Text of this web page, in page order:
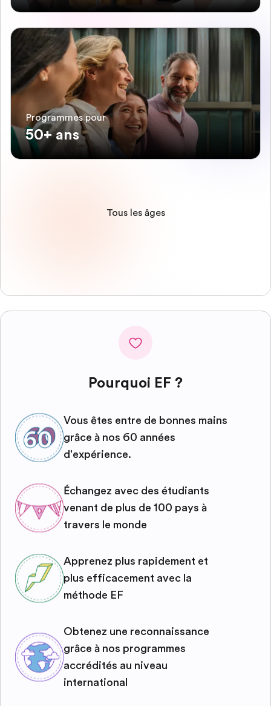
Programmes pour
50+ ans
Tous les âges
Pourquoi EF ?
Vous êtes entre de bonnes mains
grâce à nos 60 années
d'expérience.
Échangez avec des étudiants
venant de plus de 100 pays à
travers le monde
Apprenez plus rapidement et
plus efficacement avec la
méthode EF
Obtenez une reconnaissance
grâce à nos programmes
accrédités au niveau
international